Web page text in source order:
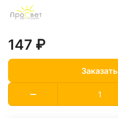
147 ₽
Заказать